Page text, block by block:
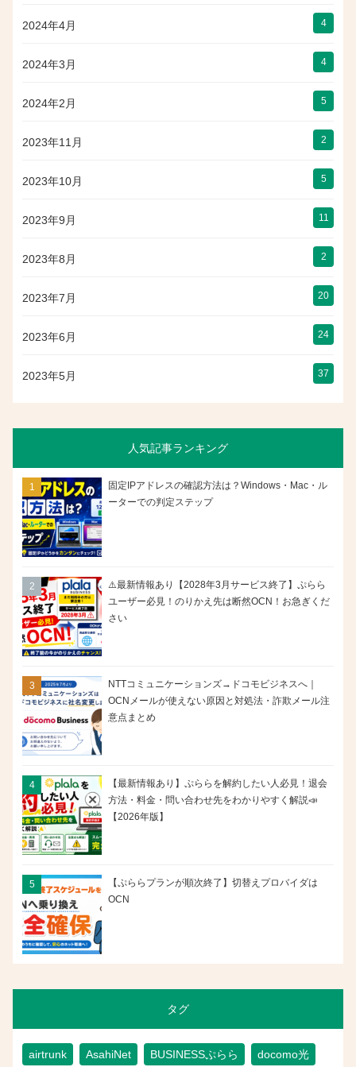
2024年4月 4
2024年3月 4
2024年2月 5
2023年11月 2
2023年10月 5
2023年9月 11
2023年8月 2
2023年7月 20
2023年6月 24
2023年5月 37
人気記事ランキング
固定IPアドレスの確認方法は？Windows・Mac・ル
ーターでの判定ステップ
⚠️最新情報あり【2028年3月サービス終了】ぷらら
ユーザー必見！のりかえ先は断然OCN！お急ぎくだ
さい
NTTコミュニケーションズ→ドコモビジネスへ｜
OCNメールが使えない原因と対処法・詐欺メール注
意点まとめ
【最新情報あり】ぷららを解約したい人必見！退会
方法・料金・問い合わせ先をわかりやすく解説📣
【2026年版】
【ぷららプランが順次終了】切替えプロバイダは
OCN
タグ
airtrunk AsahiNet BUSINESSぷらら docomo光